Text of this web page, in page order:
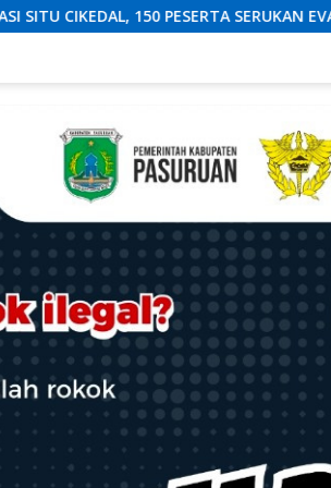
EVALUASI APBD Rp9,49 MILIAR